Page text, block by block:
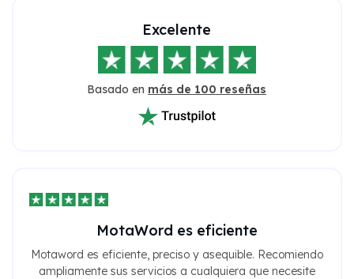
Excelente
Basado en más de 100 reseñas
MotaWord es eficiente
Motaword es eficiente, preciso y asequible. Recomiendo
ampliamente sus servicios a cualquiera que necesite